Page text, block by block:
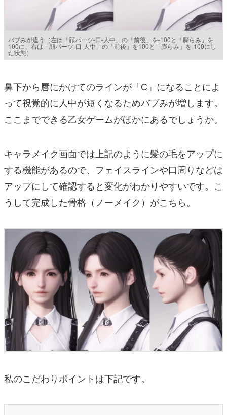
バブみが違う（左は「顔パーツ-口-人中」の「前後」を-100と「膨らみ」を
100に、右は「顔パーツ-口-人中」の「前後」を100と「膨らみ」を-100にし
た状態）
鼻下から唇にかけてのラインが「C」になることによ
って視覚的に人中が短くなるためバブみが増します。
ここまでできる乙女ゲームがほかにあるでしょうか。
キャラメイク画面では上記のように髪の毛をアップに
する機能があるので、フェイスラインや口周りなどは
アップにして確認すると変化がわかりやすいです。こ
うして完成した骨格（ノーメイク）がこちら。
私のこだわりポイントは下記です。